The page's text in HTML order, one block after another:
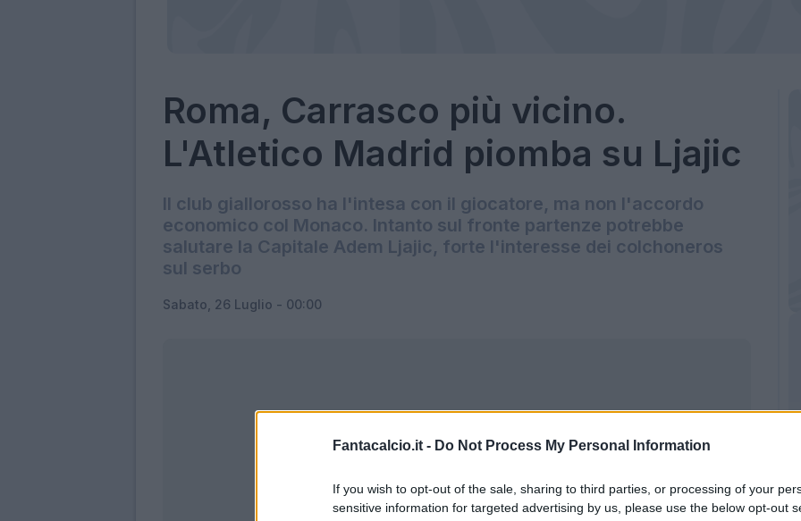
Fantacalcio.it - Do Not Process My Personal Information
If you wish to opt-out of the sale, sharing to third parties, or processing of your
sensitive information for targeted advertising by us, please use the below opt-out
Roma, Carrasco più vicino.
L'Atletico Madrid piomba su Ljajic
Il club giallorosso ha l'intesa con il giocatore, ma non l'accordo
economico col Monaco. Intanto sul fronte partenze potrebbe
salutare la Capitale Adem Ljajic, forte l'interesse dei colchoneros
sul serbo
Sabato, 26 Luglio - 00:00